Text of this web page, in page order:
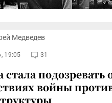
Медведев
19:05 31
стала подозревать
войны